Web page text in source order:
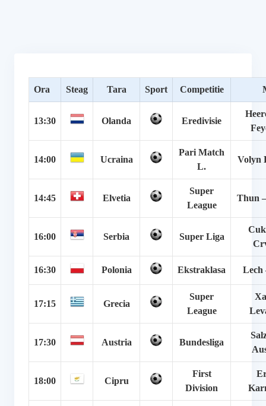
Ora Steag Tara Sport Competitie
13:30 Olanda Eredivisie
14:00 Ucraina
Pari Match
L.
Volyn
14:45 Elvetia
Super
League
Thun
16:00 Serbia Super Liga
16:30 Polonia Ekstraklasa Lech
17:15 Grecia
Super
League
17:30 Austria Bundesliga
18:00 Cipru
First
Division